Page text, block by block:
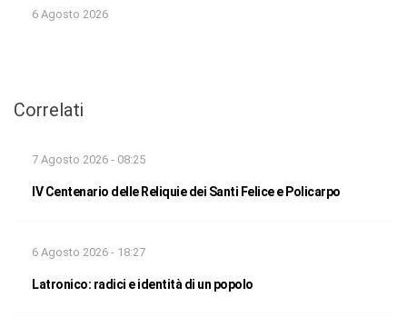
6 Agosto 2026
Correlati
7 Agosto 2026 - 08:25
IV Centenario delle Reliquie dei Santi Felice e Policarpo
6 Agosto 2026 - 18:27
Latronico: radici e identità di un popolo